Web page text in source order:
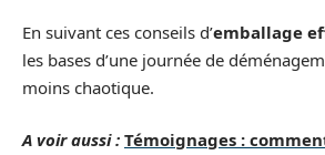
En suivant ces conseils d’emballage
les bases d’une journée de
moins chaotique.
A voir aussi : Témoignages :